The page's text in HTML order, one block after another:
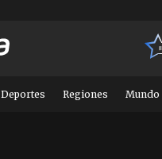
Deportes Regiones Mundo